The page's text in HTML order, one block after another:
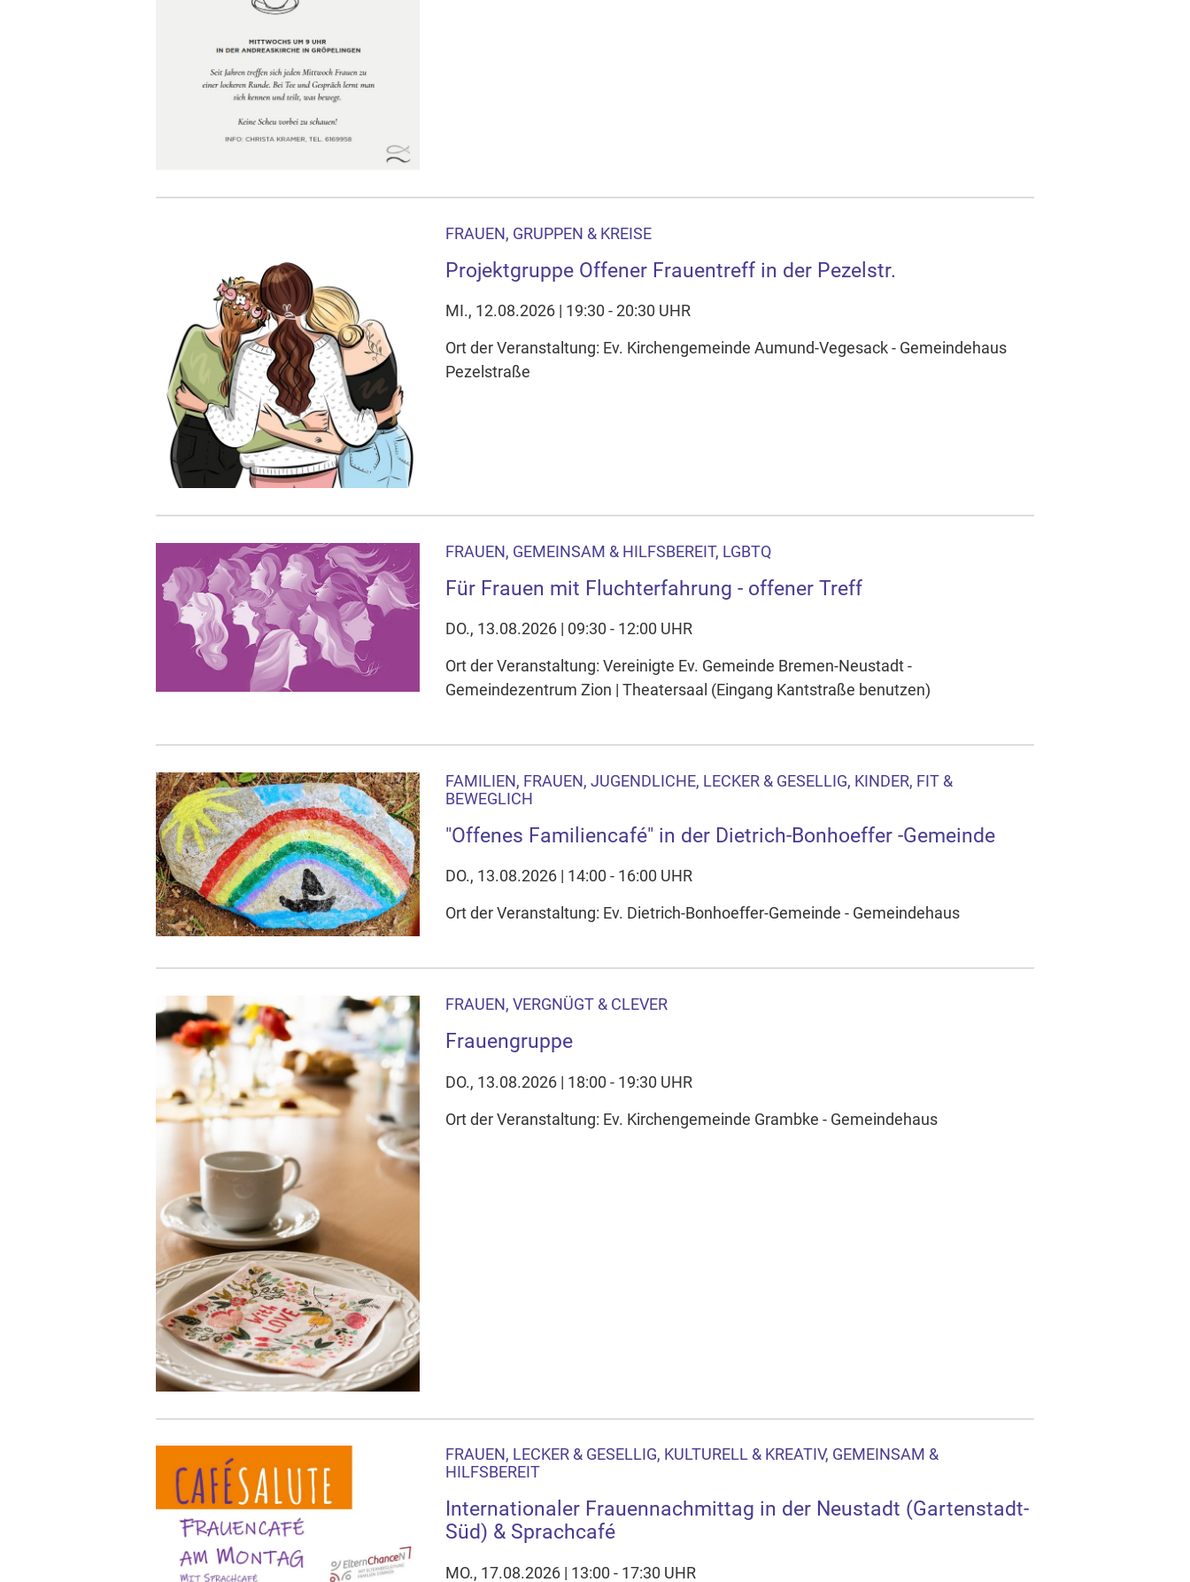
FRAUEN, GRUPPEN & KREISE
Projektgruppe Offener Frauentreff in der Pezelstr.
MI., 12.08.2026 | 19:30 - 20:30 UHR
Ort der Veranstaltung: Ev. Kirchengemeinde Aumund-Vegesack - Gemeindehaus
Pezelstraße
FRAUEN, GEMEINSAM & HILFSBEREIT, LGBTQ
Für Frauen mit Fluchterfahrung - offener Treff
DO., 13.08.2026 | 09:30 - 12:00 UHR
Ort der Veranstaltung: Vereinigte Ev. Gemeinde Bremen-Neustadt -
Gemeindezentrum Zion | Theatersaal (Eingang Kantstraße benutzen)
FAMILIEN, FRAUEN, JUGENDLICHE, LECKER & GESELLIG, KINDER, FIT &
BEWEGLICH
"Offenes Familiencafé" in der Dietrich-Bonhoeffer -Gemeinde
DO., 13.08.2026 | 14:00 - 16:00 UHR
Ort der Veranstaltung: Ev. Dietrich-Bonhoeffer-Gemeinde - Gemeindehaus
FRAUEN, VERGNÜGT & CLEVER
Frauengruppe
DO., 13.08.2026 | 18:00 - 19:30 UHR
Ort der Veranstaltung: Ev. Kirchengemeinde Grambke - Gemeindehaus
FRAUEN, LECKER & GESELLIG, KULTURELL & KREATIV, GEMEINSAM &
HILFSBEREIT
Internationaler Frauennachmittag in der Neustadt (Gartenstadt-
Süd) & Sprachcafé
MO., 17.08.2026 | 13:00 - 17:30 UHR